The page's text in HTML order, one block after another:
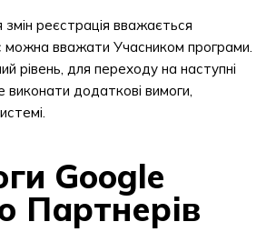
реєстрація вважається
можна вважати Учасником програми.
рівень, для переходу на наступні
виконати додаткові вимоги,
Google
Партнерів